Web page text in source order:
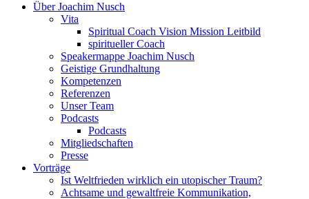
Über Joachim Nusch
Vita
Spiritual Coach Vision Mission Leitbild
spiritueller Coach
Speakermappe Joachim Nusch
Geistige Grundhaltung
Kompetenzen
Referenzen
Unser Team
Podcasts
Podcasts
Mitgliedschaften
Presse
Vorträge
Ist Weltfrieden wirklich ein utopischer Traum?
Achtsame und gewaltfreie Kommunikation,